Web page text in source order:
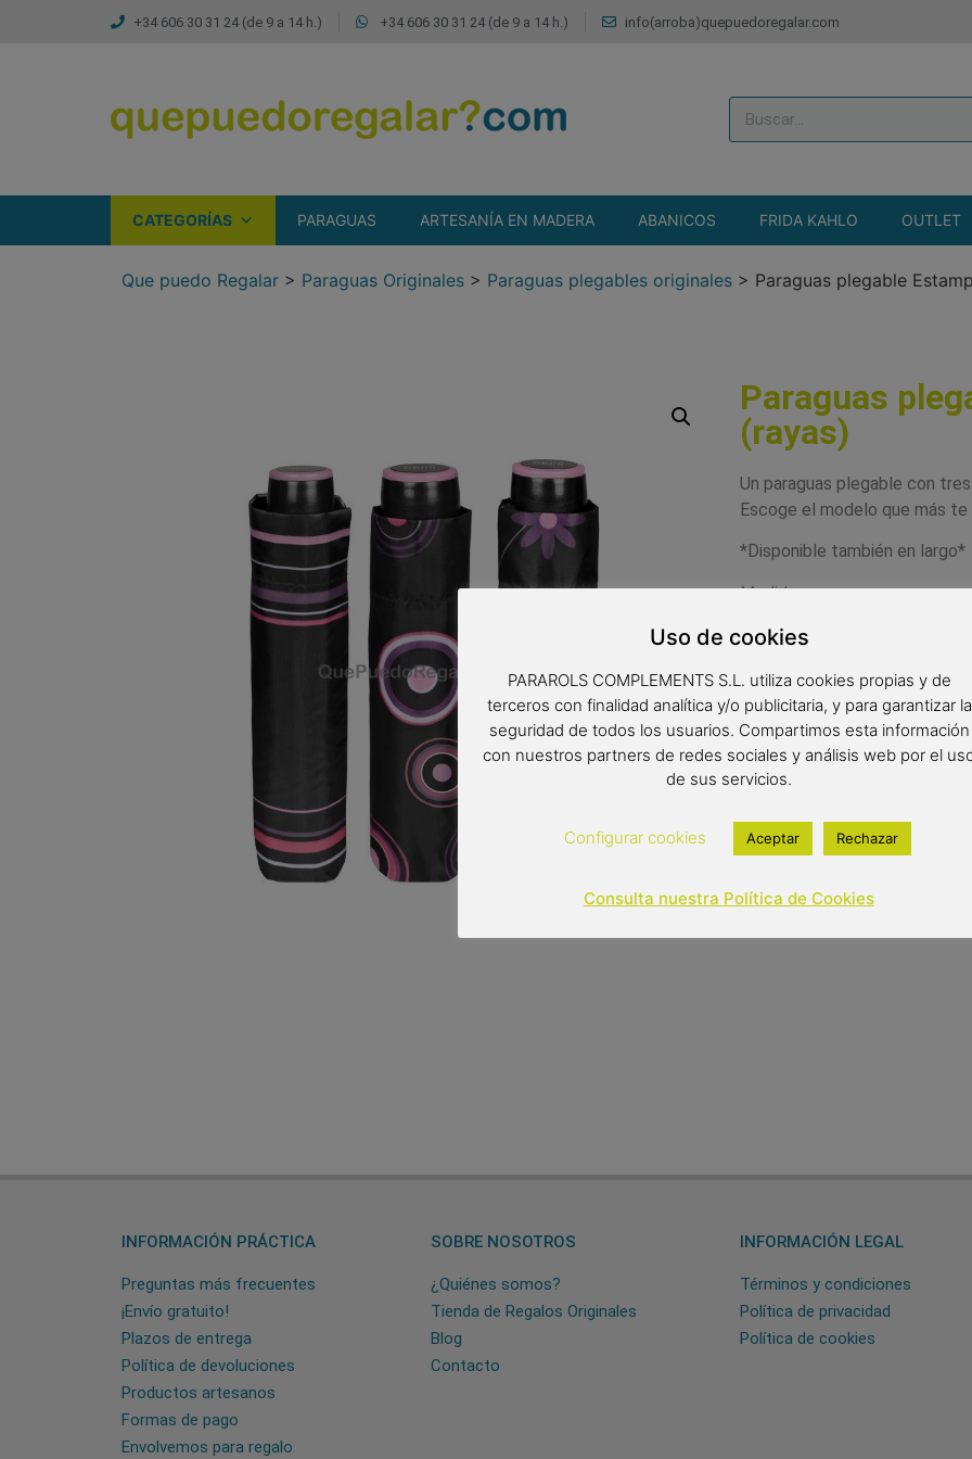
+34 606 30 31 24 (de 9 a 14 h.) +34 606 30 31 24 (de 9 a 14 h.) info(arroba)quepuedoregalar.com
CATEGORÍAS PARAGUAS ARTESANÍA EN MADERA ABANICOS FRIDA KAHLO OUTLET
Que puedo Regalar > Paraguas Originales > Paraguas plegables originales > Paraguas plegable
Paraguas
(rayas)
Un paraguas plegable con
Escoge el modelo que más
*Disponible también en largo*
Medidas:
Radio: 54 cm.
Cerrado: 24 cm.
15,95€
INFORMACIÓN PRÁCTICA
Preguntas más frecuentes
¡Envío gratuito!
Plazos de entrega
Política de devoluciones
Productos artesanos
Formas de pago
Envolvemos para regalo
SOBRE NOSOTROS
¿Quiénes somos?
Tienda de Regalos Originales
Blog
Contacto
INFORMACIÓN LEGAL
Términos y condiciones
Política de privacidad
Política de cookies
Uso de cookies
PARAROLS COMPLEMENTS S.L. utiliza cookies propias y de
terceros con finalidad analítica y/o publicitaria, y para garantizar la
seguridad de todos los usuarios. Compartimos esta información
con nuestros partners de redes sociales y análisis web por el
de sus servicios.
Configurar cookies Aceptar Rechazar
Consulta nuestra Política de Cookies